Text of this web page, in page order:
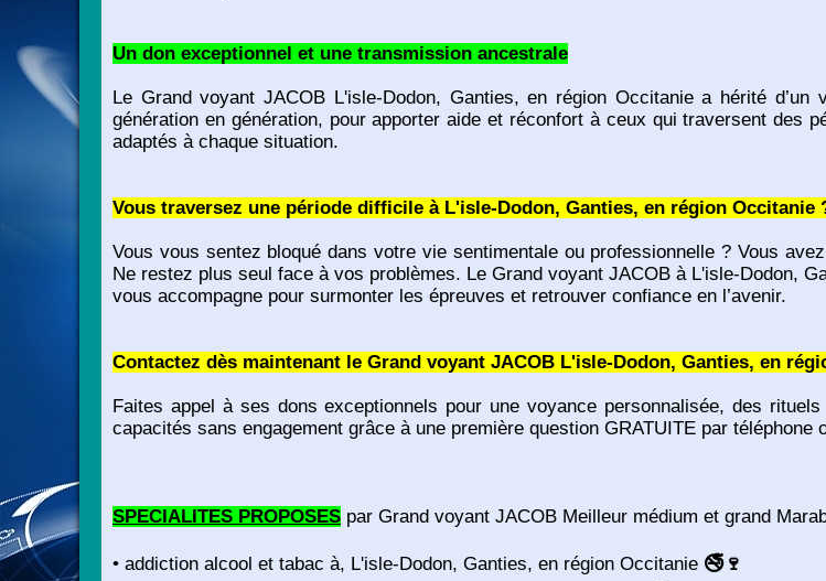
Un don exceptionnel et une transmission ancestrale
Le Grand voyant JACOB L'isle-Dodon, Ganties, en région Occitanie a hérité
génération en génération, pour apporter aide et réconfort à ceux qui traversent des
adaptés à chaque situation.
Vous traversez une période difficile à L'isle-Dodon, Ganties, en région Occitanie
Vous vous sentez bloqué dans votre vie sentimentale ou professionnelle ? Vous
Ne restez plus seul face à vos problèmes. Le Grand voyant JACOB à L'isle-Dodon,
vous accompagne pour surmonter les épreuves et retrouver confiance en l’avenir.
Contactez dès maintenant le Grand voyant JACOB L'isle-Dodon, Ganties, en
Faites appel à ses dons exceptionnels pour une voyance personnalisée, des
capacités sans engagement grâce à une première question GRATUITE par téléphone
SPECIALITES PROPOSES par Grand voyant JACOB Meilleur médium et grand
• addiction alcool et tabac à, L'isle-Dodon, Ganties, en région Occitanie 🚭🍷